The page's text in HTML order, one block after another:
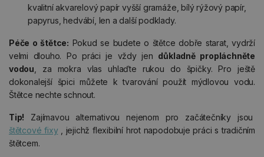
kvalitní akvarelový papír vyšší gramáže, bílý rýžový papír,
papyrus, hedvábí, len a další podklady.
Péče o štětce: Pokud se budete o štětce dobře starat, vydrží
velmi dlouho. Po práci je vždy jen důkladně propláchněte
vodou , za mokra vlas uhlaďte rukou do špičky. Pro ještě
dokonalejší špici můžete k tvarování použít mýdlovou vodu.
Štětce nechte schnout.
Tip! Zajímavou alternativou nejenom pro začátečníky jsou
štětcové fixy, jejichž flexibilní hrot napodobuje práci s tradičním
štětcem.